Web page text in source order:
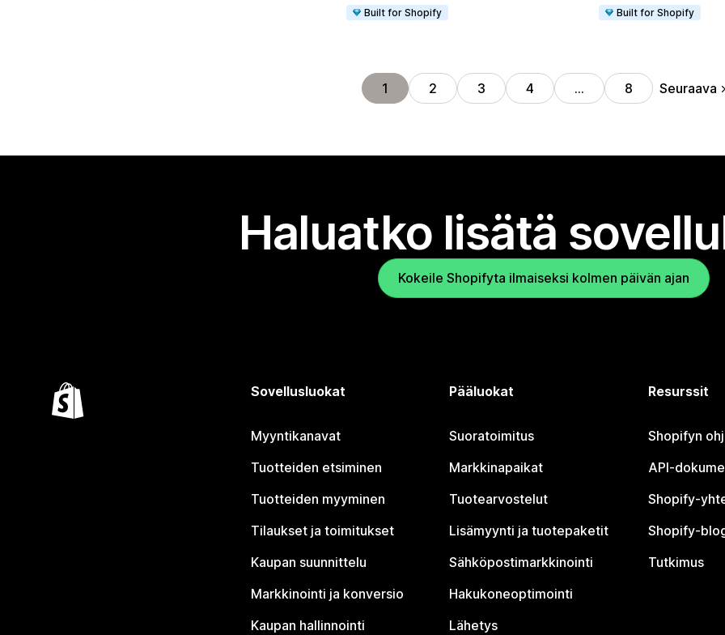
Built for Shopify
Built for Shopify
1 2 3 4 … 8 Seuraava
Haluatko lisätä
Kokeile Shopifyta ilmaiseksi kolmen päivän ajan
Sovellusluokat
Myyntikanavat
Tuotteiden etsiminen
Tuotteiden myyminen
Tilaukset ja toimitukset
Kaupan suunnittelu
Markkinointi ja konversio
Kaupan hallinnointi
Pääluokat
Suoratoimitus
Markkinapaikat
Tuotearvostelut
Lisämyynti ja tuotepaketit
Sähköpostimarkkinointi
Hakukoneoptimointi
Lähetys
Resurssit
Shopifyn
API-
Shopify-
Shopify-
Tutkimus